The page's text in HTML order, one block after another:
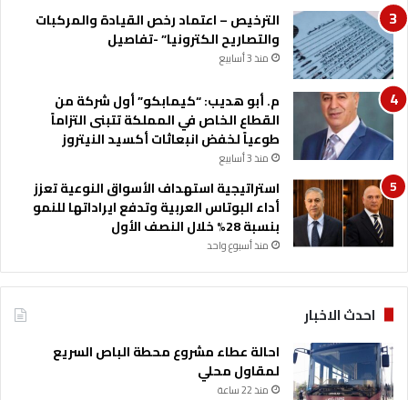
الترخيص – اعتماد رخص القيادة والمركبات
والتصاريح الكترونيا” -تفاصيل
منذ 3 أسابيع
م. أبو هديب: “كيمابكو” أول شركة من
القطاع الخاص في المملكة تتبنى التزاماً
طوعياً لخفض انبعاثات أكسيد النيتروز
منذ 3 أسابيع
استراتيجية استهداف الأسواق النوعية تعزز
أداء البوتاس العربية وتدفع ايراداتها للنمو
بنسبة 28% خلال النصف الأول
منذ أسبوع واحد
احدث الاخبار
احالة عطاء مشروع محطة الباص السريع
لمقاول محلي
منذ 22 ساعة